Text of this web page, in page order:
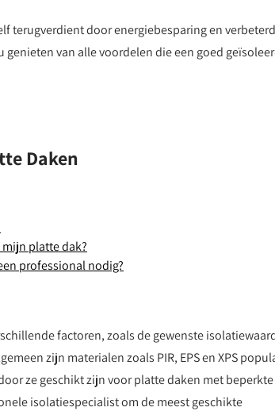
terugverdient door energiebesparing en
van alle voordelen die een goed
Daken
platte dak?
professional nodig?
factoren, zoals de gewenste
zijn materialen zoals PIR, EPS en XPS
ze geschikt zijn voor platte daken met
isolatiespecialist om de meest geschikte